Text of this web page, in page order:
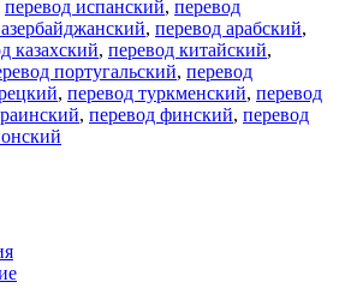
перевод испанский, перевод
, перевод арабский,
казахский, перевод китайский,
португальский, перевод
, перевод туркменский, перевод
, перевод финский, перевод